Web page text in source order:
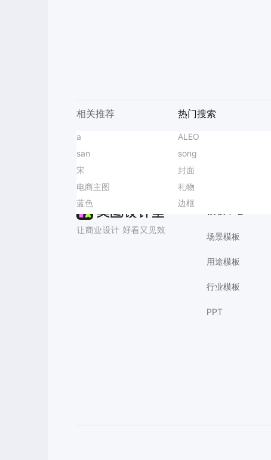
相关推荐
主图 主图海报
图标
垃圾分类
思维导图
扩图
朋友圈背景图
电商
百货
直播背景图
热门搜索
a ALEO
san
song
宋
封面
电商主图
礼物
蓝色
边框
教练介绍 健身课程
百日宴海报
化妆品价格海报爆款设计
祛痘产品海报爆款设计
旅行计划
亲子活动海报
穿搭分享
出差报销海报
好看的服饰海报爆款设计
学雷锋宣传 宠粉福利海报
世界湿地日
世界人口日宣传
校园活动海报
停水通知
小暑视觉设计
双十一电商商品
明星应援手机壁纸
教育培训试课
AI商品图 AI消除
场景模板
用途模板
行业模板
PPT